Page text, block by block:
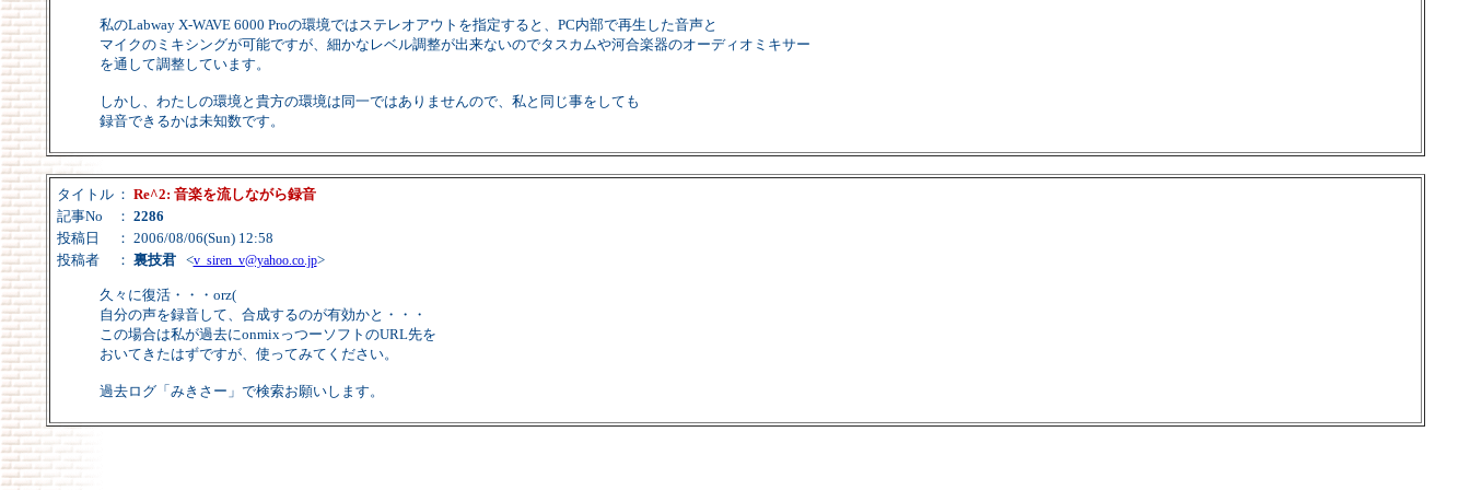
私のLabway X-WAVE 6000 Proの環境ではステレオアウトを指定すると、PC内部で再生した音声と
マイクのミキシングが可能ですが、細かなレベル調整が出来ないのでタスカムや河合楽器のオーディオミキサー
を通して調整しています。
しかし、わたしの環境と貴方の環境は同一ではありませんので、私と同じ事をしても
録音できるかは未知数です。
タイトル ： Re^2: 音楽を流しながら録音
記事No
： 2286
投稿日
： 2006/08/06(Sun) 12:58
投稿者
： 裏技君<v_siren_v@yahoo.co.jp>
久々に復活・・・orz(
自分の声を録音して、合成するのが有効かと・・・
この場合は私が過去にonmixっつーソフトのURL先を
おいてきたはずですが、使ってみてください。
過去ログ「みきさー」で検索お願いします。